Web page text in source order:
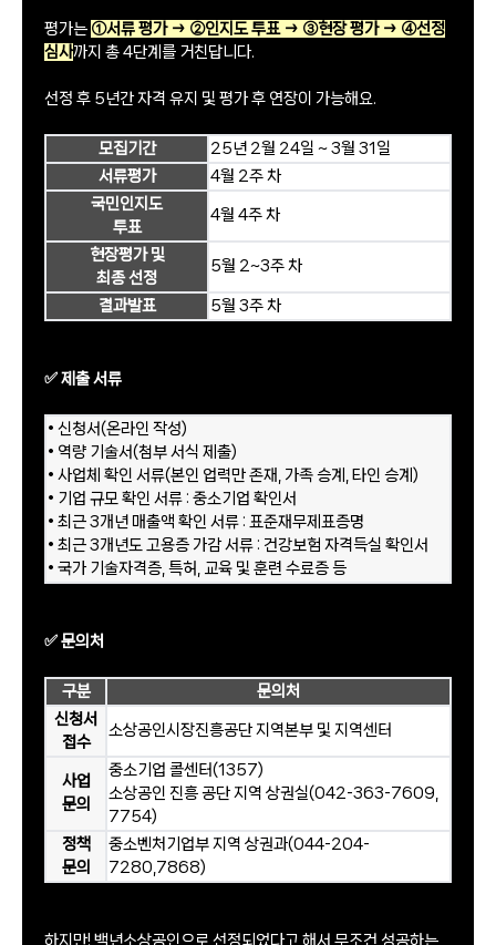
평가는 ①서류 평가 → ②인지도 투표 → ③현장 평가 → ④선정
심사까지 총 4단계를 거친답니다.
선정 후 5년간 자격 유지 및 평가 후 연장이 가능해요.
모집기간
25년 2월 24일 ~ 3월 31일
서류평가
4월 2주 차
국민인지도
투표
4월 4주 차
현장평가 및
최종 선정
5월 2~3주 차
결과발표 5월 3주 차
✅ 제출 서류
• 신청서(온라인 작성)
• 역량 기술서(첨부 서식 제출)
• 사업체 확인 서류(본인 업력만 존재, 가족 승계, 타인 승계)
• 기업 규모 확인 서류 : 중소기업 확인서
• 최근 3개년 매출액 확인 서류 : 표준재무제표증명
• 최근 3개년도 고용증 가감 서류 : 건강보험 자격득실 확인서
• 국가 기술자격증, 특허, 교육 및 훈련 수료증 등
✅ 문의처
구분
문의처
신청서
접수
소상공인시장진흥공단 지역본부 및 지역센터
사업
문의
중소기업 콜센터(1357)
소상공인 진흥 공단 지역 상권실(042-363-7609,
7754)
정책
문의
중소벤처기업부 지역 상권과(044-204-
7280,7868)
하지만! 백년소상공인으로 선정되었다고 해서 무조건 성공하는